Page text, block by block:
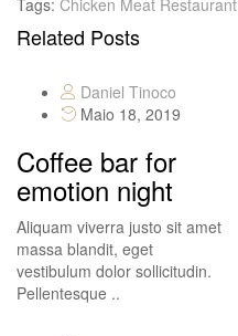
Tags: Chicken Meat Restaurant
Related Posts
Daniel Tinoco
Maio 18, 2019
Coffee bar for
emotion night
Aliquam viverra justo sit amet
massa blandit, eget
vestibulum dolor sollicitudin.
Pellentesque ..